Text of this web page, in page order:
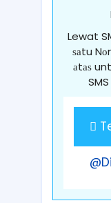
Lewat
ѕаtu
аtаѕ